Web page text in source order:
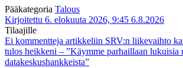
Pääkategoria Talous
Kirjoitettu 6. elokuuta 2026, 9:45 6.8.2026
Tilaajille
Ei kommentteja artikkeliin SRV:n liikevaihto
tulos heikkeni – ”Käymme parhaillaan lukuisia
datakeskushankkeista”